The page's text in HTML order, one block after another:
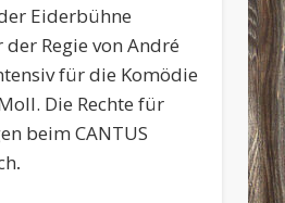
Eiderbühne
Regie von André
für die Komödie
Die Rechte für
beim CANTUS
.